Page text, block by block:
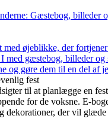
Gæstebog, billeder
øjeblikke, der
med gæstebog, billeder og
og gøre dem til en del af
fest
til at planlægge en
for de voksne. E-
dekorationer, der vil